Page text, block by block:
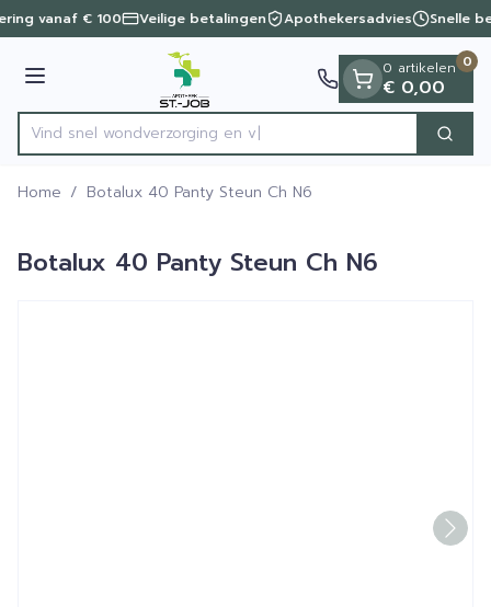
Ga naar de inhoud
1 van 1
vanaf € 100 Veilige betalingen Apothekersadvies Snelle
Menu
Product, merk, categorie...
Vind snel wondverzorg Zoek
0 artikelen
€ 0,00
0
Home / Botalux 40 Panty Steun Ch N6
Botalux 40 Panty Steun Ch N6